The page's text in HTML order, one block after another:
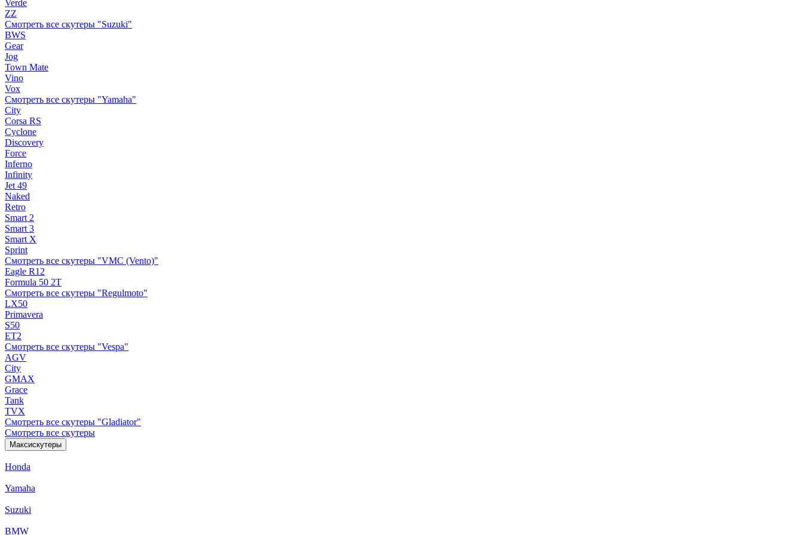
Verde
ZZ
Смотреть все скутеры "Suzuki"
BWS
Gear
Jog
Town Mate
Vino
Vox
Смотреть все скутеры "Yamaha"
City
Corsa RS
Cyclone
Discovery
Force
Inferno
Infinity
Jet 49
Naked
Retro
Smart 2
Smart 3
Smart X
Sprint
Смотреть все скутеры "VMC (Vento)"
Eagle R12
Formula 50 2Т
Смотреть все скутеры "Regulmoto"
LX50
Primavera
S50
ET2
Смотреть все скутеры "Vespa"
AGV
City
GMAX
Grace
Tank
TVX
Смотреть все скутеры "Gladiator"
Смотреть все скутеры
Максискутеры
Honda
Yamaha
Suzuki
BMW